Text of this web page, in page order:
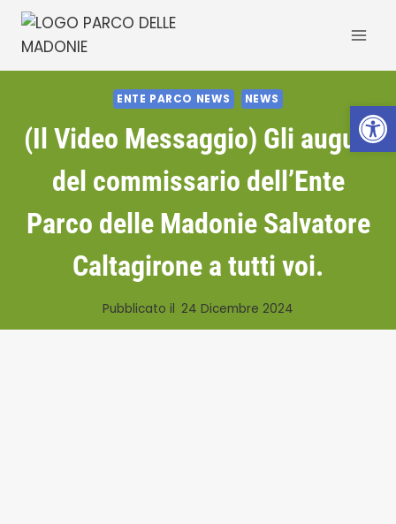
Salta
contenuto
ENTE PARCO NEWS NEWS
(Il Video Messaggio) Gli auguri
del commissario dell’Ente
Parco delle Madonie Salvatore
Caltagirone a tutti voi.
Pubblicato il 24 Dicembre 2024
Apri